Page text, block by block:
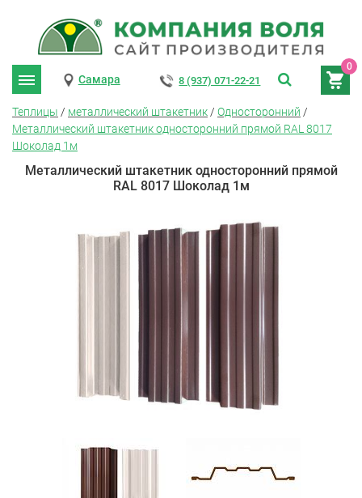
0
Самара 8 (937) 071-22-21
Теплицы / металлический штакетник / Односторонний /
Металлический штакетник односторонний прямой RAL 8017
Шоколад 1м
Металлический штакетник односторонний прямой
RAL 8017 Шоколад 1м